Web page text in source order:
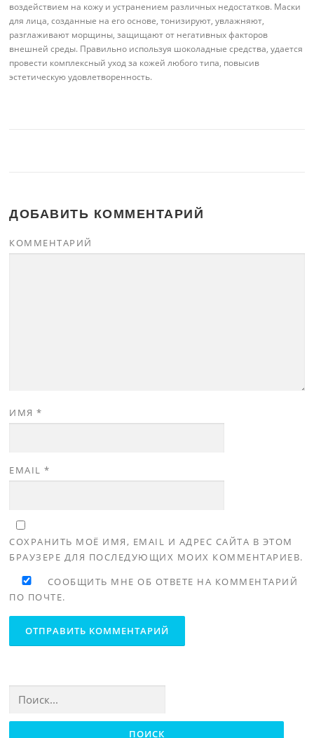
воздействием на кожу и устранением различных недостатков. Маски
для лица, созданные на его основе, тонизируют, увлажняют,
разглаживают морщины, защищают от негативных факторов
внешней среды. Правильно используя шоколадные средства, удается
провести комплексный уход за кожей любого типа, повысив
эстетическую удовлетворенность.
ДОБАВИТЬ КОММЕНТАРИЙ
КОММЕНТАРИЙ
ИМЯ*
EMAIL*
СОХРАНИТЬ МОЁ ИМЯ, EMAIL И АДРЕС САЙТА В ЭТОМ
БРАУЗЕРЕ ДЛЯ ПОСЛЕДУЮЩИХ МОИХ КОММЕНТАРИЕВ.
СООБЩИТЬ МНЕ ОБ ОТВЕТЕ НА КОММЕНТАРИЙ
ПО ПОЧТЕ.